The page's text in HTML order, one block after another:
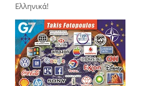
Ελληνικά!